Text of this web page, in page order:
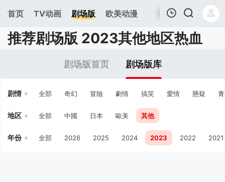
首页 TV动画 剧场版 欧美动漫
我的观影记录
推荐剧场版 2023其他地区热血
剧场版首页 剧场版库
剧情 全部 奇幻 冒險 劇情 搞笑 愛情 懸疑
地区 全部 中國 日本 歐美 其他
年份 全部 2026 2025 2024 2023 2022 2021